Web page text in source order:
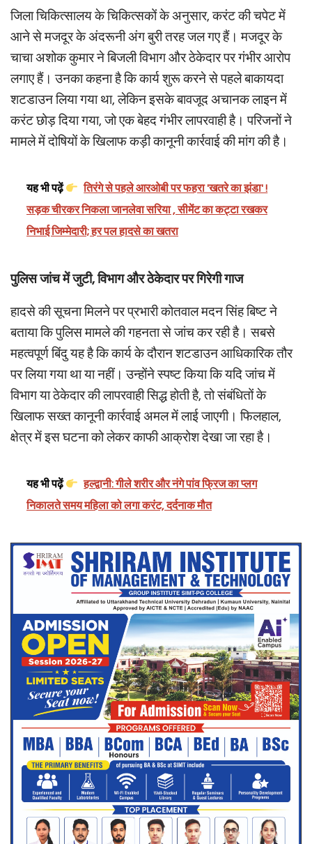
जिला चिकित्सालय के चिकित्सकों के अनुसार, करंट की चपेट में
आने से मजदूर के अंदरूनी अंग बुरी तरह जल गए हैं। मजदूर के
चाचा अशोक कुमार ने बिजली विभाग और ठेकेदार पर गंभीर आरोप
लगाए हैं। उनका कहना है कि कार्य शुरू करने से पहले बाकायदा
शटडाउन लिया गया था, लेकिन इसके बावजूद अचानक लाइन में
करंट छोड़ दिया गया, जो एक बेहद गंभीर लापरवाही है। परिजनों ने
मामले में दोषियों के खिलाफ कड़ी कानूनी कार्रवाई की मांग की है।
यह भी पढ़ें
तिरंगे से पहले आरओबी पर फहरा 'खतरे का झंडा' !
सड़क चीरकर निकला जानलेवा सरिया , सीमेंट का कट्टा रखकर
निभाई जिम्मेदारी; हर पल हादसे का खतरा
पुलिस जांच में जुटी, विभाग और ठेकेदार पर गिरेगी गाज
हादसे की सूचना मिलने पर प्रभारी कोतवाल मदन सिंह बिष्ट ने
बताया कि पुलिस मामले की गहनता से जांच कर रही है। सबसे
महत्वपूर्ण बिंदु यह है कि कार्य के दौरान शटडाउन आधिकारिक तौर
पर लिया गया था या नहीं। उन्होंने स्पष्ट किया कि यदि जांच में
विभाग या ठेकेदार की लापरवाही सिद्ध होती है, तो संबंधितों के
खिलाफ सख्त कानूनी कार्रवाई अमल में लाई जाएगी। फिलहाल,
क्षेत्र में इस घटना को लेकर काफी आक्रोश देखा जा रहा है।
यह भी पढ़ें
हल्द्वानी: गीले शरीर और नंगे पांव फ्रिज का प्लग
निकालते समय महिला को लगा करंट, दर्दनाक मौत